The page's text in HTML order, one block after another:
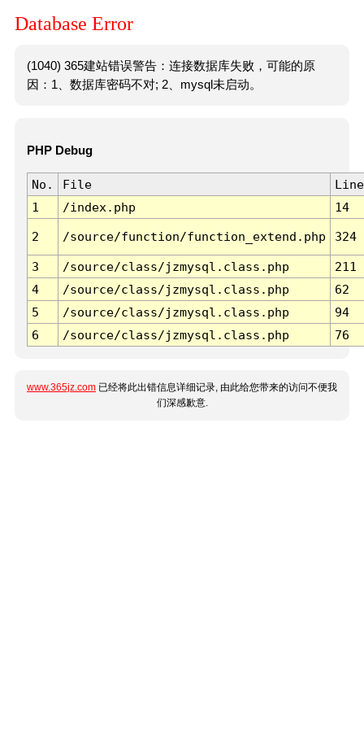
Database Error
(1040) 365建站错误警告：连接数据库失败，可能的原
因：1、数据库密码不对; 2、mysql未启动。
PHP Debug
No. File
Line
1
/index.php 14
2 /source/function/function_extend.php 324
3 /source/class/jzmysql.class.php
211
4
/source/class/jzmysql.class.php
62
5
/source/class/jzmysql.class.php
94
6
/source/class/jzmysql.class.php 76
www.365jz.com 已经将此出错信息详细记录, 由此给您带来的访问不便我
们深感歉意.